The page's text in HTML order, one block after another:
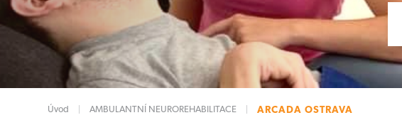
Úvod AMBULANTNÍ NEUROREHABILITACE ARCADA OSTRAVA